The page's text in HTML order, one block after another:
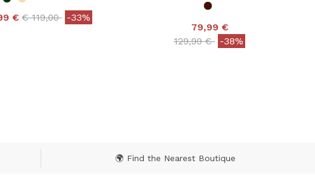
€ Price reduced from
€ 119,00to-33%
79,99 €
Price reduced from
129,99 €to-38%
🌍 Find the Nearest Boutique